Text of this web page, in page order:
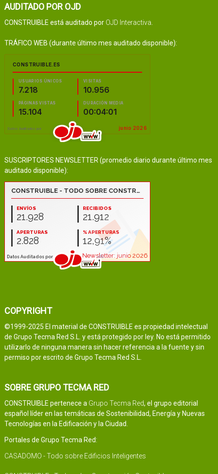
AUDITADO POR OJD
CONSTRUIBLE está auditado por OJD Interactiva.
TRÁFICO WEB (durante último mes auditado disponible):
SUSCRIPTORES NEWSLETTER (promedio diario durante último mes
auditado disponible):
COPYRIGHT
©1999-2025 El material de CONSTRUIBLE es propiedad intelectual
de Grupo Tecma Red S.L. y está protegido por ley. No está permitido
utilizarlo de ninguna manera sin hacer referencia a la fuente y sin
permiso por escrito de Grupo Tecma Red S.L.
SOBRE GRUPO TECMA RED
CONSTRUIBLE pertenece a Grupo Tecma Red, el grupo editorial
español líder en las temáticas de Sostenibilidad, Energía y Nuevas
Tecnologías en la Edificación y la Ciudad.
Portales de Grupo Tecma Red:
CASADOMO - Todo sobre Edificios Inteligentes